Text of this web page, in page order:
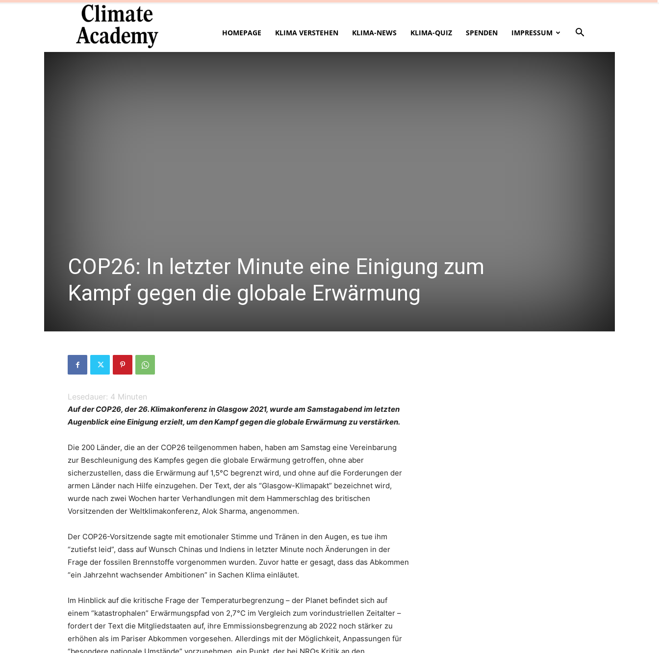
HOMEPAGE KLIMA VERSTEHEN KLIMA-NEWS KLIMA-QUIZ SPENDEN IMPRESSUM
COP26: In letzter Minute eine Einigung zum
Kampf gegen die globale Erwärmung
Lesedauer: 4 Minuten
Auf der COP26, der 26. Klimakonferenz in Glasgow 2021, wurde am Samstagabend im letzten
Augenblick eine Einigung erzielt, um den Kampf gegen die globale Erwärmung zu verstärken.
Die 200 Länder, die an der COP26 teilgenommen haben, haben am Samstag eine Vereinbarung
zur Beschleunigung des Kampfes gegen die globale Erwärmung getroffen, ohne aber
sicherzustellen, dass die Erwärmung auf 1,5°C begrenzt wird, und ohne auf die Forderungen der
armen Länder nach Hilfe einzugehen. Der Text, der als “Glasgow-Klimapakt” bezeichnet wird,
wurde nach zwei Wochen harter Verhandlungen mit dem Hammerschlag des britischen
Vorsitzenden der Weltklimakonferenz, Alok Sharma, angenommen.
Der COP26-Vorsitzende sagte mit emotionaler Stimme und Tränen in den Augen, es tue ihm
“zutiefst leid”, dass auf Wunsch Chinas und Indiens in letzter Minute noch Änderungen in der
Frage der fossilen Brennstoffe vorgenommen wurden. Zuvor hatte er gesagt, dass das Abkommen
“ein Jahrzehnt wachsender Ambitionen” in Sachen Klima einläutet.
Im Hinblick auf die kritische Frage der Temperaturbegrenzung – der Planet befindet sich auf
einem “katastrophalen” Erwärmungspfad von 2,7°C im Vergleich zum vorindustriellen Zeitalter –
fordert der Text die Mitgliedstaaten auf, ihre Emmissionsbegrenzung ab 2022 noch stärker zu
erhöhen als im Pariser Abkommen vorgesehen. Allerdings mit der Möglichkeit, Anpassungen für